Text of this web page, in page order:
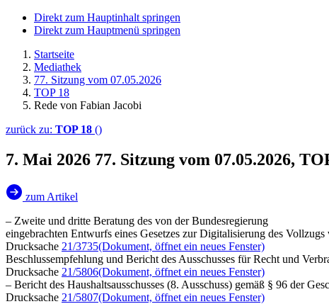
Direkt zum Hauptinhalt springen
Direkt zum Hauptmenü springen
Startseite
Mediathek
77. Sitzung vom 07.05.2026
TOP 18
Rede von Fabian Jacobi
zurück zu: TOP 18 ()
7. Mai 2026 77. Sitzung vom 07.05.2026,
zum Artikel
– Zweite und dritte Beratung des von der Bundesregierung
eingebrachten Entwurfs eines Gesetzes zur Digitalisierung des
Drucksache 21/3735(Dokument, öffnet ein neues Fenster)
Beschlussempfehlung und Bericht des Ausschusses für Recht und
Drucksache 21/5806(Dokument, öffnet ein neues Fenster)
– Bericht des Haushaltsausschusses (8. Ausschuss) gemäß § 96 der
Drucksache 21/5807(Dokument, öffnet ein neues Fenster)